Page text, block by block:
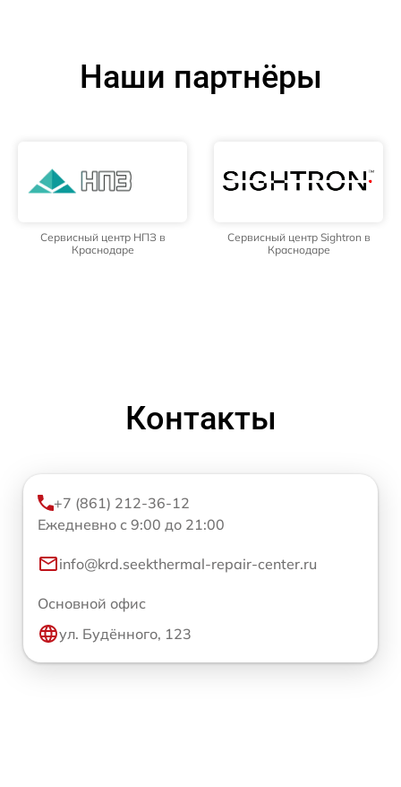
Наши партнёры
Сервисный центр НПЗ в
Краснодаре
Сервисный центр Sightron в
Краснодаре
Контакты
+7 (861) 212-36-12
Ежедневно с 9:00 до 21:00
info@krd.seekthermal-repair-center.ru
Основной офис
ул. Будённого, 123